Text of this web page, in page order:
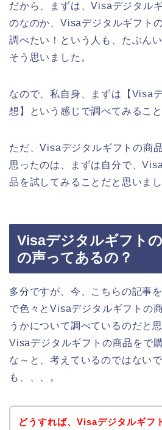
だから、まずは、Visaデジタル
のなのか、Visaデジタルギフト
調べたい！という人も、たぶん
そう思いました。
なので、私自身、まずは【Visa
想】という感じで調べてみるこ
ただ、Visaデジタルギフトの商
思ったのは、まずは自分で、
品を試してみることだと思いまし
Visaデジタルギフト
の声ってあるの？
多分ですが、今、こちらの記事
で色々とVisaデジタルギフトの
うかについて調べているのだと
Visaデジタルギフトの商品をで
な～と、考えているのではない
も、、、。
どうすれば、Visaデジタルギフ